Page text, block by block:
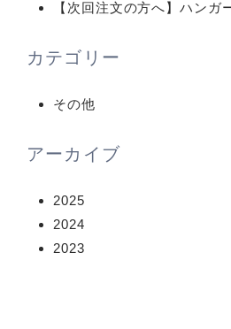
【次回注文の方へ】ハンガ
カテゴリー
その他
アーカイブ
2025
2024
2023